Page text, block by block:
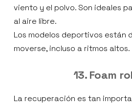
viento y el polvo. Son ideales
al aire libre.
Los modelos deportivos están
moverse, incluso a ritmos altos.
13. Foam
La recuperación es tan